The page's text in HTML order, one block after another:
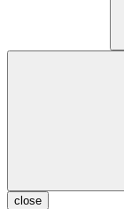
close